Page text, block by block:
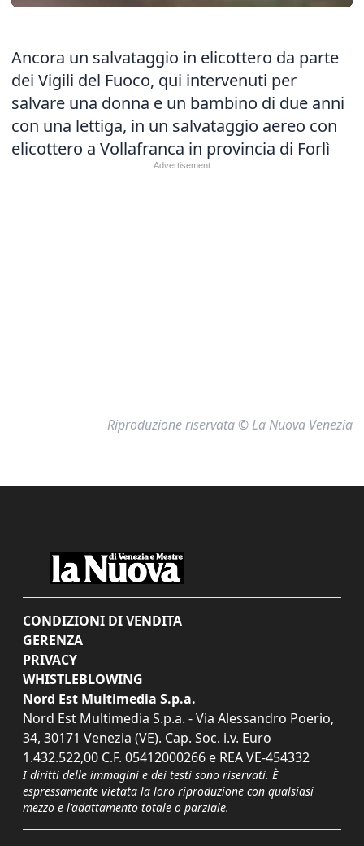
Ancora un salvataggio in elicottero da parte
dei Vigili del Fuoco, qui intervenuti per
salvare una donna e un bambino di due anni
con una lettiga, in un salvataggio aereo con
elicottero a Vollafranca in provincia di Forlì
Riproduzione riservata © La Nuova Venezia
CONDIZIONI DI VENDITA
GERENZA
PRIVACY
WHISTLEBLOWING
Nord Est Multimedia S.p.a.
Nord Est Multimedia S.p.a. - Via Alessandro Poerio,
34, 30171 Venezia (VE). Cap. Soc. i.v. Euro
1.432.522,00 C.F. 05412000266 e REA VE-454332
I diritti delle immagini e dei testi sono riservati. È
espressamente vietata la loro riproduzione con qualsiasi
mezzo e l'adattamento totale o parziale.